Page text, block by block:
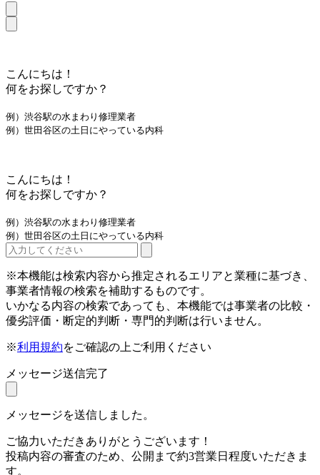
こんにちは！
何をお探しですか？
例）渋谷駅の水まわり修理業者
例）世田谷区の土日にやっている内科
こんにちは！
何をお探しですか？
例）渋谷駅の水まわり修理業者
例）世田谷区の土日にやっている内科
※本機能は検索内容から推定されるエリアと業種に基づき、
事業者情報の検索を補助するものです。
いかなる内容の検索であっても、本機能では事業者の比較・
優劣評価・断定的判断・専門的判断は行いません。
※利用規約をご確認の上ご利用ください
メッセージ送信完了
メッセージを送信しました。
ご協力いただきありがとうございます！
投稿内容の審査のため、公開まで約3営業日程度いただきま
す。